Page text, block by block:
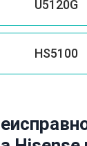
U5120G
HS5100